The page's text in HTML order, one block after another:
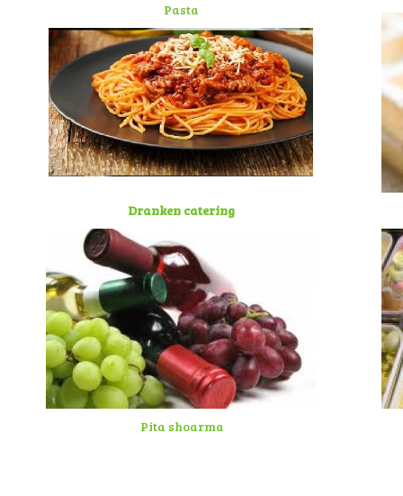
Pasta
Dranken catering
Pita shoarma